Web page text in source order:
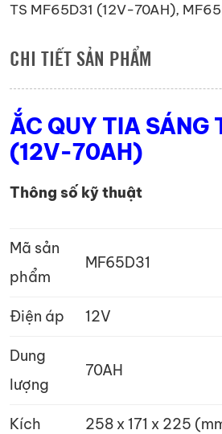
TS MF65D31 (12V-70AH),
CHI TIẾT SẢN PHẨM
ẮC QUY TIA SÁNG
(12V-70AH)
Thông số kỹ thuật
Mã sản
phẩm
MF65D31
Điện áp 12V
Dung
lượng
70AH
Kích
258 x 171 x 225